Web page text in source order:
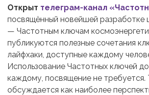
Открыт телеграм-канал
посвящённый новейшей разработке
— Частотным ключам
публикуются полезные сочетания
лайфхаки, доступные каждому
Использование Частотных ключей
каждому, посвящение не требуется.
обсуждается как наиболее